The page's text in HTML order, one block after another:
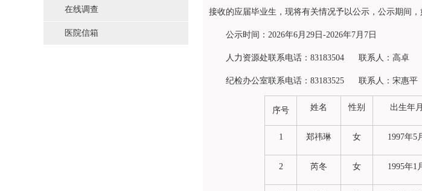
在线调查
医院信箱
接收的应届毕业生，现将有关情况予以公示，公示期间
公示时间：2026年6月29日-2026年7月7日
人力资源处联系电话：83183504 联系人：高卓
纪检办公室联系电话：83183525 联系人：宋惠平
序号 姓名 性别 出生年月
1 郑祎琳 女 1997年5
2 芮冬 女 1995年1